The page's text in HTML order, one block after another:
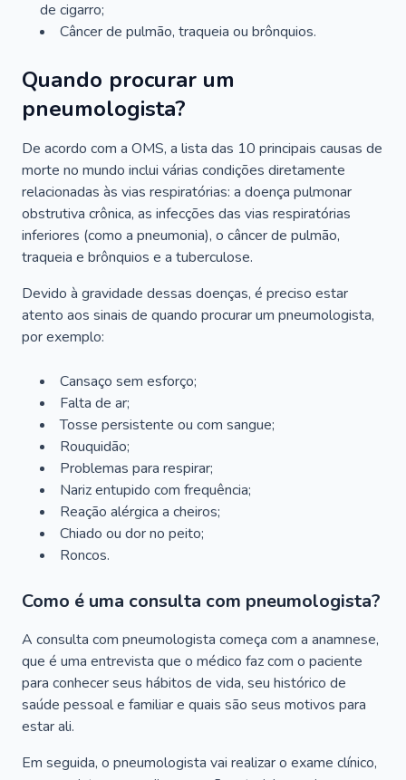
de cigarro;
Câncer de pulmão, traqueia ou brônquios.
Quando procurar um
pneumologista?
De acordo com a OMS, a lista das 10 principais causas de
morte no mundo inclui várias condições diretamente
relacionadas às vias respiratórias: a doença pulmonar
obstrutiva crônica, as infecções das vias respiratórias
inferiores (como a pneumonia), o câncer de pulmão,
traqueia e brônquios e a tuberculose.
Devido à gravidade dessas doenças, é preciso estar
atento aos sinais de quando procurar um pneumologista,
por exemplo:
Cansaço sem esforço;
Falta de ar;
Tosse persistente ou com sangue;
Rouquidão;
Problemas para respirar;
Nariz entupido com frequência;
Reação alérgica a cheiros;
Chiado ou dor no peito;
Roncos.
Como é uma consulta com pneumologista?
A consulta com pneumologista começa com a anamnese,
que é uma entrevista que o médico faz com o paciente
para conhecer seus hábitos de vida, seu histórico de
saúde pessoal e familiar e quais são seus motivos para
estar ali.
Em seguida, o pneumologista vai realizar o exame clínico,